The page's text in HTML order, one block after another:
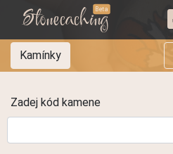
Stonecaching
Beta
Kamínky
Zadej kód kamene